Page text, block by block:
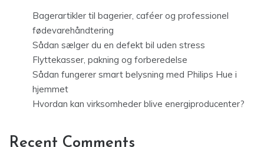
Bagerartikler til bagerier, caféer og professionel
fødevarehåndtering
Sådan sælger du en defekt bil uden stress
Flyttekasser, pakning og forberedelse
Sådan fungerer smart belysning med Philips Hue i
hjemmet
Hvordan kan virksomheder blive energiproducenter?
Recent Comments